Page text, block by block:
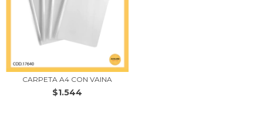
CARPETA A4 CON VAINA
$1.544